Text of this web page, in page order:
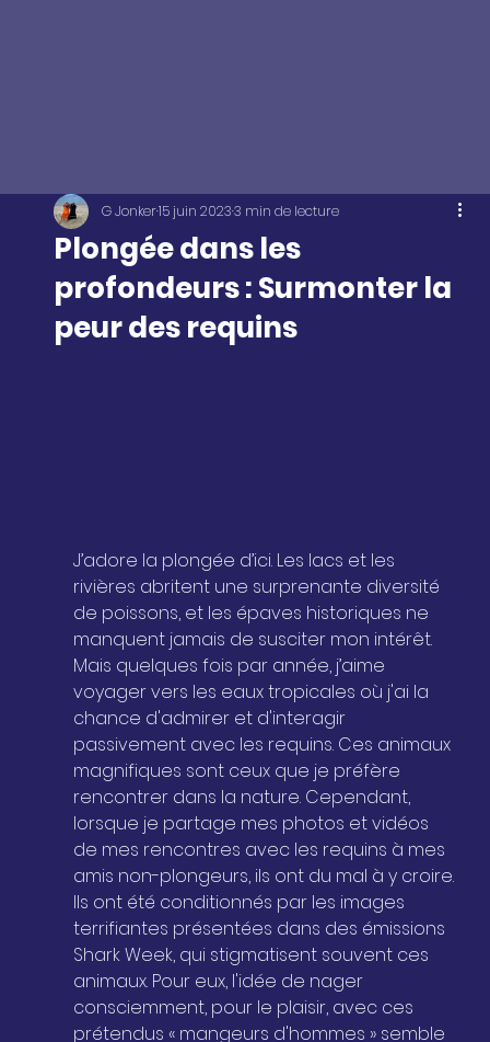
Plongée dans les
profondeurs : Surmonter la
peur des requins
G Jonker15 juin 20233 min de lecture
J’adore la plongée d’ici. Les lacs et les
rivières abritent une surprenante diversité
de poissons, et les épaves historiques ne
manquent jamais de susciter mon intérêt.
Mais quelques fois par année, j’aime
voyager vers les eaux tropicales où j'ai la
chance d'admirer et d'interagir
passivement avec les requins. Ces animaux
magnifiques sont ceux que je préfère
rencontrer dans la nature. Cependant,
lorsque je partage mes photos et vidéos
de mes rencontres avec les requins à mes
amis non-plongeurs, ils ont du mal à y croire.
Ils ont été conditionnés par les images
terrifiantes présentées dans des émissions
Shark Week, qui stigmatisent souvent ces
animaux. Pour eux, l'idée de nager
consciemment, pour le plaisir, avec ces
prétendus « mangeurs d'hommes » semble